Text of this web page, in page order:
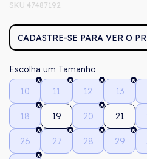
SKU 47487192
CADASTRE-SE PARA VER O
Tamanho
10
11 12 13
18 19 20 21
26 27 28 29